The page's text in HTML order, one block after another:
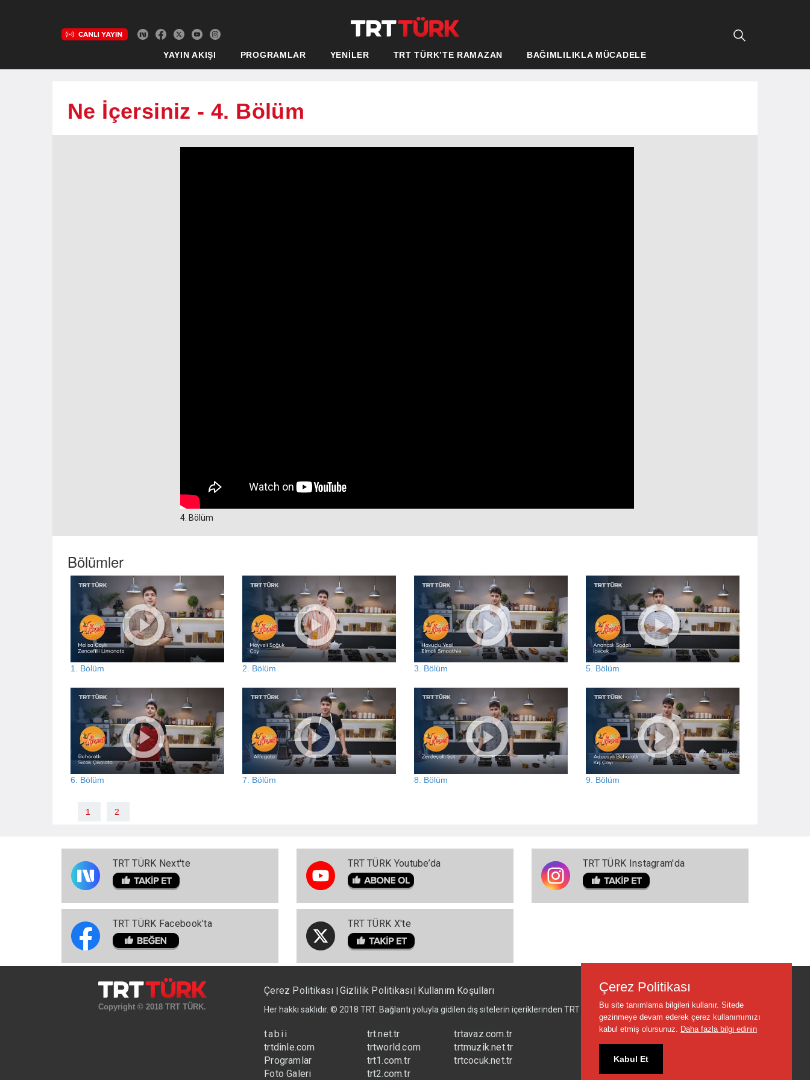
YAYIN AKIŞI PROGRAMLAR YENİLER TRT TÜRK’TE RAMAZAN BAĞIMLILIKLA MÜCADELE
Ne İçersiniz - 4. Bölüm
4. Bölüm
Bölümler
1. Bölüm 2. Bölüm 3. Bölüm 5. Bölüm
6. Bölüm 7. Bölüm 8. Bölüm 9. Bölüm
1 2
TRT TÜRK Next'te
TRT TÜRK Facebook’ta
TRT TÜRK Youtube’da
TRT TÜRK X'te
TRT TÜRK Instagram'da
Copyright © 2018 TRT TÜRK.
Çerez Politikası Gizlilik Politikası Kullanım Koşulları
Her hakkı saklıdır. © 2018 TRT. Bağlantı yoluyla gidilen dış sitelerin içeriklerinden TRT sorumlu değildir.
tabii
trtdinle.com
Programlar
Foto Galeri
trt.net.tr
trtworld.com
trt1.com.tr
trt2.com.tr
trtavaz.com.tr
trtmuzik.net.tr
trtcocuk.net.tr
Çerez Politikası
Bu site tanımlama bilgileri kullanır. Sitede
gezinmeye devam ederek çerez kullanımımızı
kabul etmiş olursunuz. Daha fazla bilgi edinin
Kabul Et